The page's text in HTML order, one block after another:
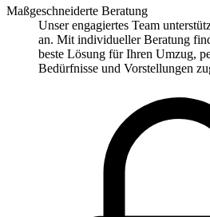
Maßgeschneiderte Beratung
Unser engagiertes Team
an. Mit individueller Beratung
beste Lösung für Ihren Umzug,
Bedürfnisse und Vorstellungen